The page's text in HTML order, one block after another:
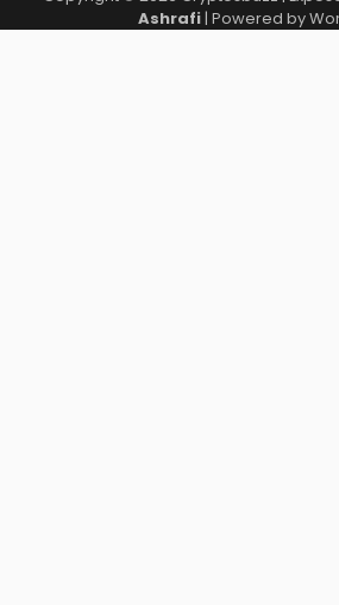
Ashrafi| Powered by